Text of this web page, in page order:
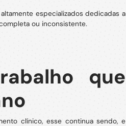
especializados dedicadas a
ou inconsistente.
que
clínico, esse continua sendo, e